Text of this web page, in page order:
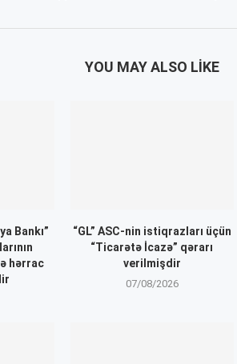
YOU MAY ALSO LIKE
Bankı”
hərrac
“GL” ASC-nin istiqrazları üçün
“Ticarətə İcazə” qərarı
verilmişdir
07/08/2026